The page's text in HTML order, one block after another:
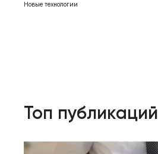
Новые технологии
Топ публикаций